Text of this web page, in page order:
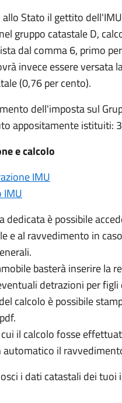
allo Stato il gettito
gruppo catastale D,
dal comma 6, primo
invece essere
(0,76 per cento).
dell'imposta sul
appositamente istituiti:
e calcolo
IMU
IMU
dedicata è possibile
e al ravvedimento in
basterà inserire la
detrazioni per
calcolo è possibile
il calcolo fosse
automatico il
i dati catastali dei